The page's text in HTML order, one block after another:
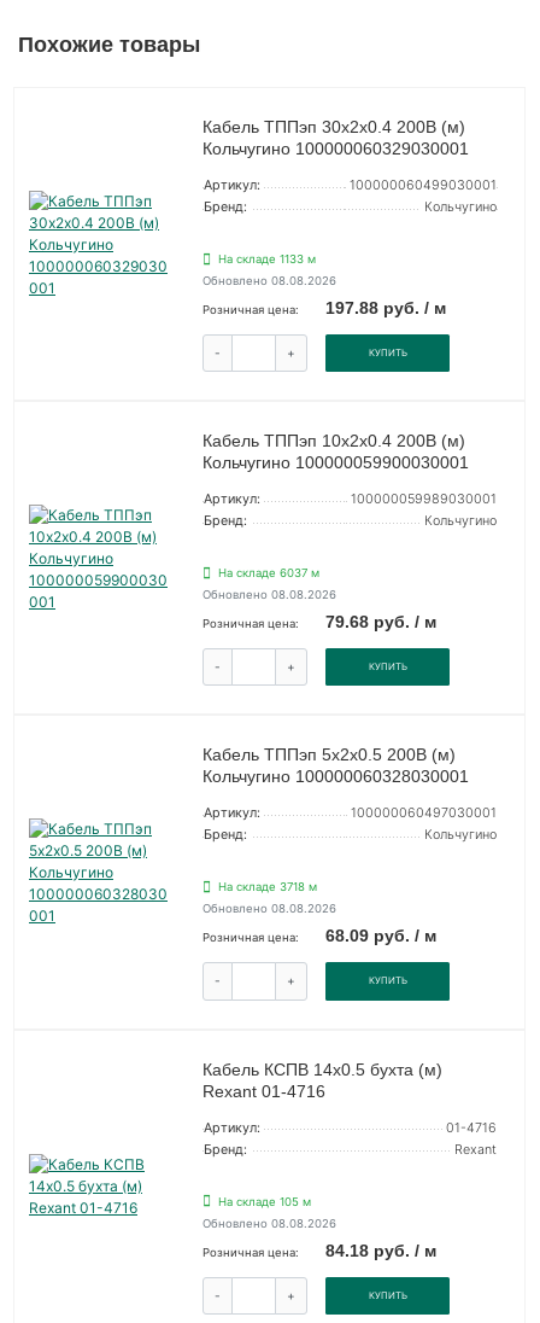
Похожие товары
Кабель ТППэп 30х2х0.4 200В (м)
Кольчугино 100000060329030001
Артикул:
100000060499030001
Бренд:
Кольчугино
На складе 1133 м
Обновлено 08.08.2026
Розничная цена: 197.88 руб. / м
- + КУПИТЬ
Кабель ТППэп 10х2х0.4 200В (м)
Кольчугино 100000059900030001
Артикул:
100000059989030001
Бренд:
Кольчугино
На складе 6037 м
Обновлено 08.08.2026
Розничная цена: 79.68 руб. / м
- + КУПИТЬ
Кабель ТППэп 5х2х0.5 200В (м)
Кольчугино 100000060328030001
Артикул:
100000060497030001
Бренд:
Кольчугино
На складе 3718 м
Обновлено 08.08.2026
Розничная цена: 68.09 руб. / м
- + КУПИТЬ
Кабель КСПВ 14х0.5 бухта (м)
Rexant 01-4716
Артикул:
01-4716
Бренд:
Rexant
На складе 105 м
Обновлено 08.08.2026
Розничная цена: 84.18 руб. / м
- + КУПИТЬ